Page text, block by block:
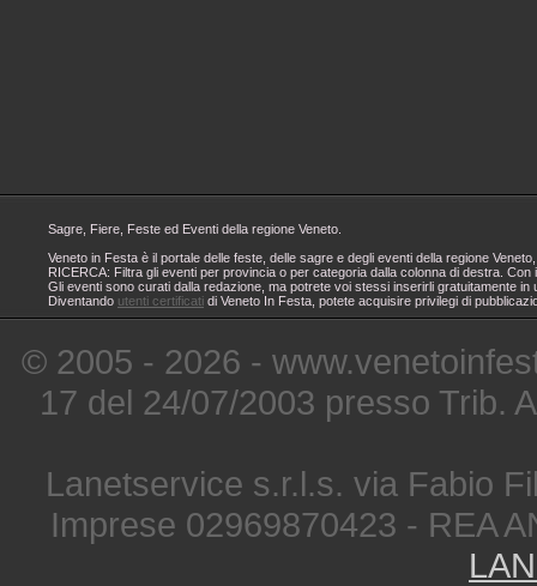
Sagre, Fiere, Feste ed Eventi della regione Veneto.
Veneto in Festa è il portale delle feste, delle sagre e degli eventi della regione
RICERCA: Filtra gli eventi per provincia o per categoria dalla colonna di destra.
Gli eventi sono curati dalla redazione, ma potrete voi stessi inserirli gratuitamente
Diventando utenti certificati di Veneto In Festa, potete acquisire privilegi di
© 2005 - 2026 -
17 del 24/07/2003 presso Trib.
Lanetservice s.r.l.s. via Fabio
Imprese 02969870423 - REA